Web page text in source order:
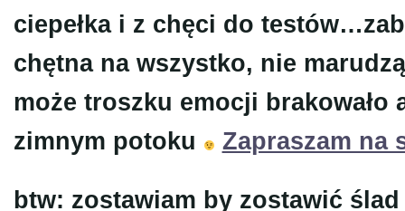
ciepełka i z chęci do
chętna na wszystko, nie
może troszku emocji brakowało
zimnym potoku
Zapraszam na
btw: zostawiam by zostawić